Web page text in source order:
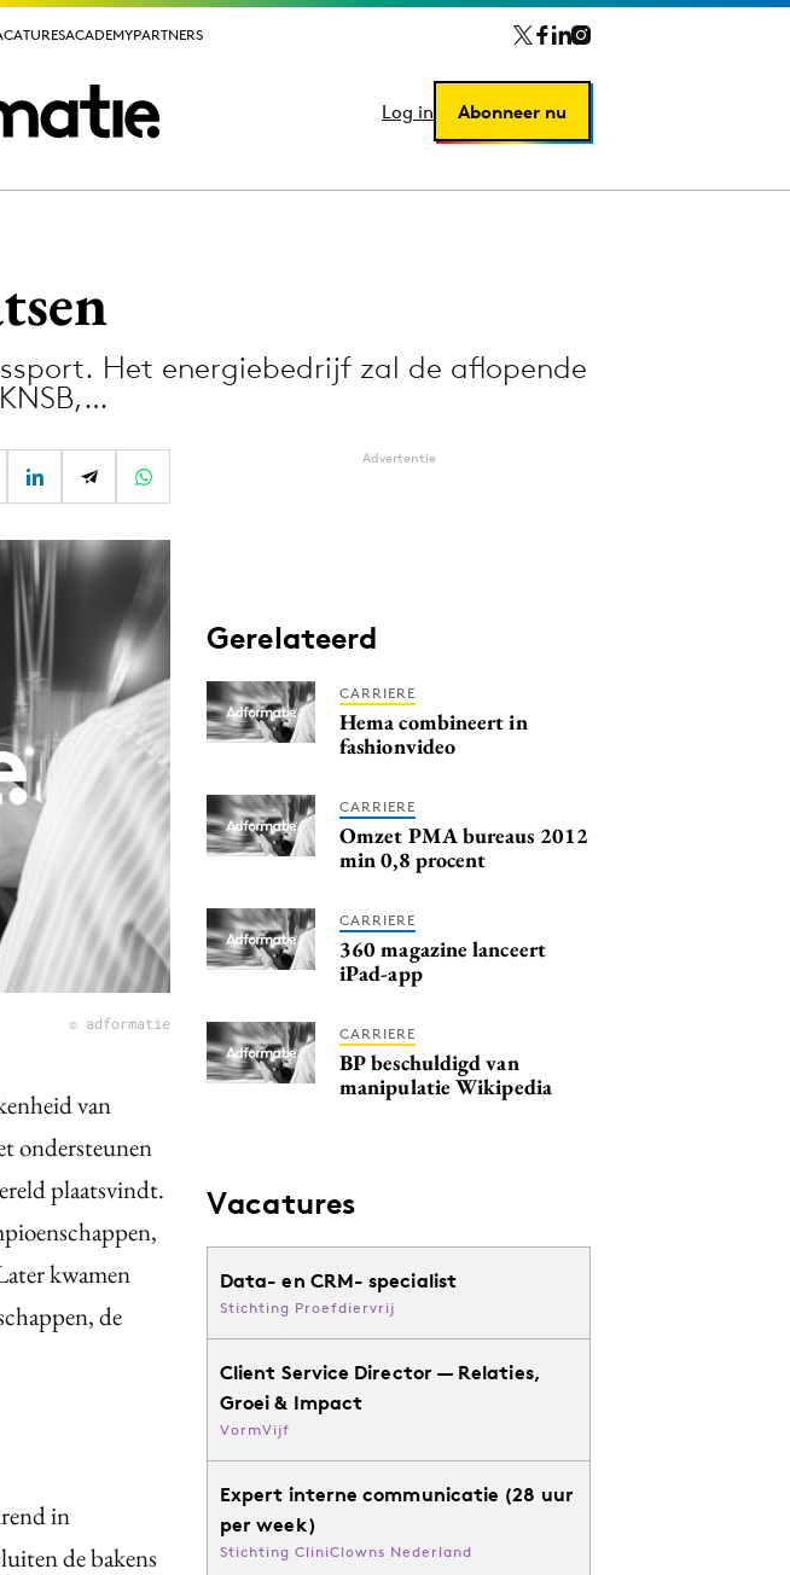
ACADEMYPARTNERS
Log in Abonneer nu
ACADEMYPARTNERS
Log in Abonneer nu
Merkstrategie
Purpose Marketing
Reputatie & crisis
Het energiebedrijf zal de aflopende
© adformatie
van
ondersteunen
plaatsvindt.
kwamen
de
in
de bakens
Advertentie
Gerelateerd
CARRIERE
Hema combineert in
fashionvideo
CARRIERE
Omzet PMA bureaus 2012
min 0,8 procent
CARRIERE
360 magazine lanceert
iPad-app
CARRIERE
BP beschuldigd van
manipulatie Wikipedia
Vacatures
Data- en CRM- specialist
Stichting Proefdiervrij
Client Service Director — Relaties,
Groei & Impact
VormVijf
Expert interne communicatie (28 uur
per week)
Stichting CliniClowns Nederland